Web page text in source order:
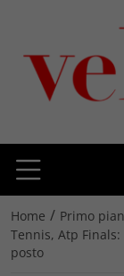
Home / Primo
Tennis, Atp
posto